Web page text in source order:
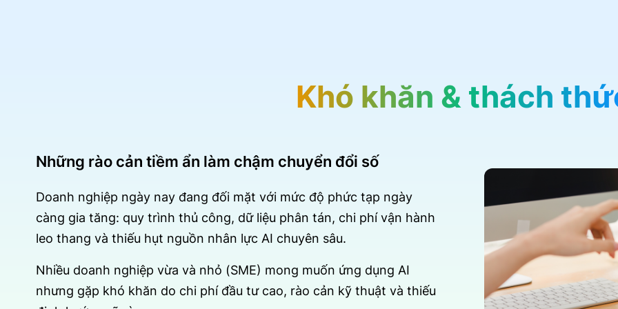
Khó khăn & thách
Những rào cản tiềm ẩn làm chậm chuyển đổi số
Doanh nghiệp ngày nay đang đối mặt với mức độ phức tạp ngày
càng gia tăng: quy trình thủ công, dữ liệu phân tán, chi phí vận hành
leo thang và thiếu hụt nguồn nhân lực AI chuyên sâu.
Nhiều doanh nghiệp vừa và nhỏ (SME) mong muốn ứng dụng AI
nhưng gặp khó khăn do chi phí đầu tư cao, rào cản kỹ thuật và thiếu